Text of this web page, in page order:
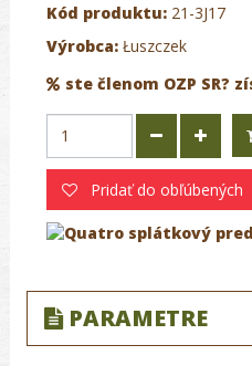
Kód produktu: 21-3J17
Výrobca: Łuszczek
ste členom OZP SR?
Pridať do obľúbených
PARAMETRE